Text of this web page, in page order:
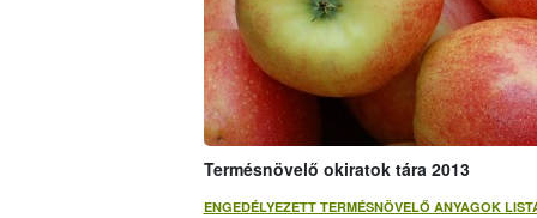
Termésnövelő okiratok tára 2013
ENGEDÉLYEZETT TERMÉSNÖVELŐ ANYAGOK